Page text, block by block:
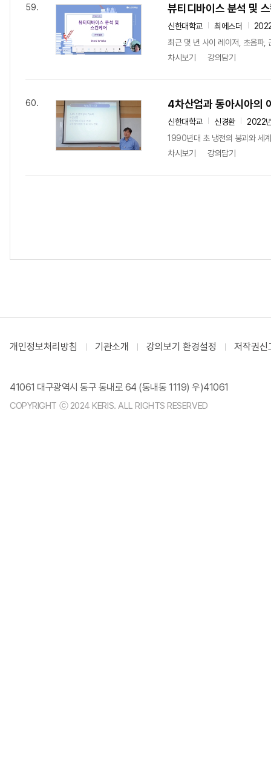
59. 뷰티디바이스 분석 및
신한대학교 최에스더
최근 몇 년 사이 레이저, 초음파,
차시보기
강의담기
60. 4차산업과 동아시아의
신한대학교 신경환
2022
1990년대 초 냉전의 붕괴와 세
차시보기
강의담기
개인정보처리방침 기관소개 강의보기 환경설정 저작권신
41061 대구광역시 동구 동내로 64 (동내동 1119) 우)41061
COPYRIGHT ⓒ 2024 KERIS. ALL RIGHTS RESERVED